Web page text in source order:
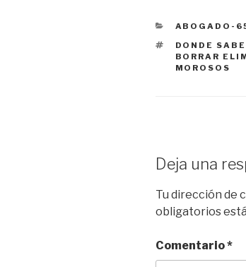
CATEGORÍAS
ABOGADO-
ETIQUETAS
DONDE
BORRAR
MOROSOS
Deja una
Tu dirección de
obligatorios
Comentario*